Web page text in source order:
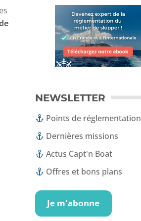
NEWSLETTER
Points de réglementation
Dernières missions
Actus Capt'n Boat
Offres et bons plans
Je m'abonne